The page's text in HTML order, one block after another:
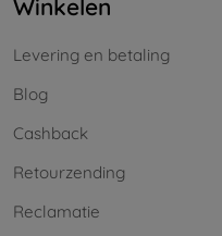
Winkelen
Levering en betaling
Blog
Cashback
Retourzending
Reclamatie